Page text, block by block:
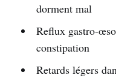
dorment mal
Reflux gastro-
constipation
Retards légers